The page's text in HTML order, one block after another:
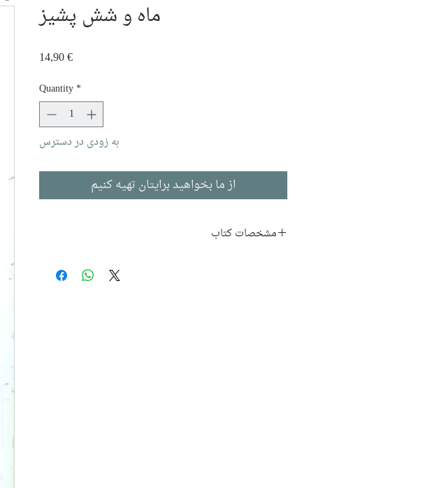
ماه و شش پشیز
14,90 €Price
Quantity*
به زودی در دسترس
از ما بخواهید برایتان تهیه کنیم
مشخصات کتاب
ویلیام‌ سامرست‌ موآم